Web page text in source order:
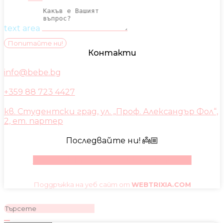
text area
Попитайте ни!
Контакти
info@bebe.bg
+359 88 723 4427
кв. Студентски град, ул. „Проф. Александър Фол“,
2, ет. партер
Последвайте ни! 👼🏼
Поддръжка на уеб сайт от WEBTRIXIA.COM